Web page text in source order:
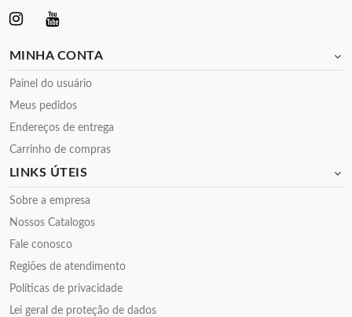
MINHA CONTA
Painel do usuário
Meus pedidos
Endereços de entrega
Carrinho de compras
LINKS ÚTEIS
Sobre a empresa
Nossos Catalogos
Fale conosco
Regiões de atendimento
Políticas de privacidade
Lei geral de proteção de dados